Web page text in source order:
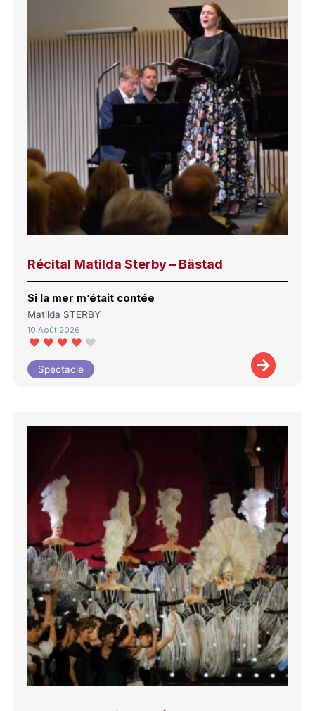
Récital Matilda Sterby – Bästad
Si la mer m’était contée
Matilda STERBY
10 Août 2026
Spectacle